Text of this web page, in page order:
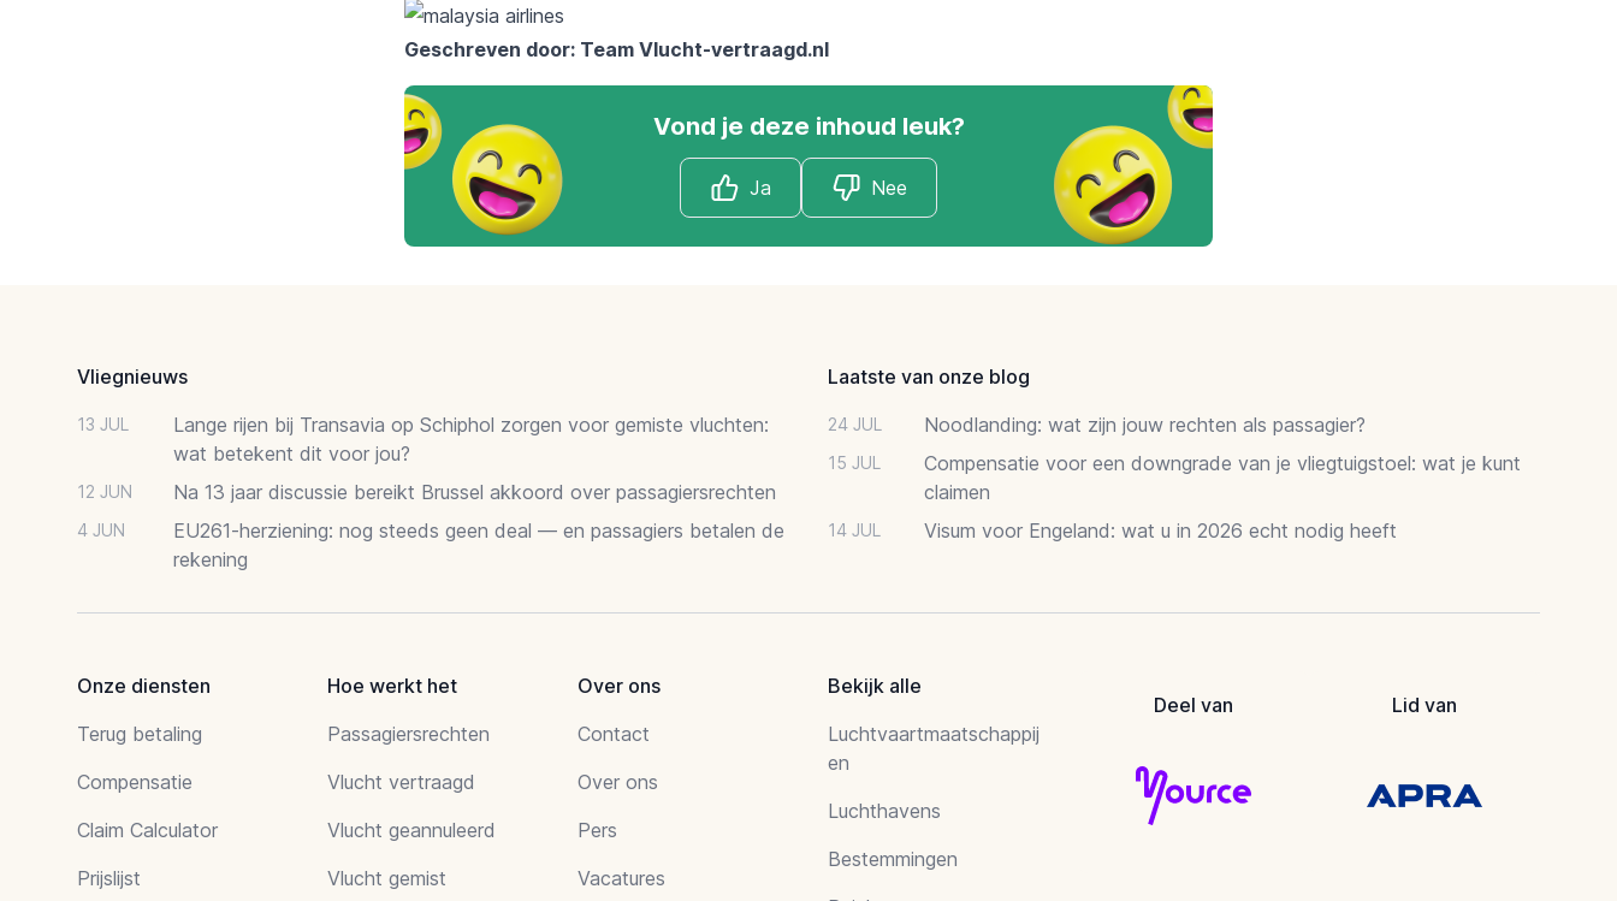
Geschreven door: Team Vlucht-vertraagd.nl
Vond je deze inhoud leuk?
Ja Nee
Vliegnieuws
13 JUL
Lange rijen bij Transavia op Schiphol zorgen voor gemiste vluchten:
wat betekent dit voor jou?
12 JUN Na 13 jaar discussie bereikt Brussel akkoord over passagiersrechten
4 JUN
EU261-herziening: nog steeds geen deal — en passagiers betalen de
rekening
Laatste van onze blog
24 JUL Noodlanding: wat zijn jouw rechten als passagier?
15 JUL
Compensatie voor een downgrade van je vliegtuigstoel: wat je kunt
claimen
14 JUL Visum voor Engeland: wat u in 2026 echt nodig heeft
Onze diensten
Terug betaling
Compensatie
Claim Calculator
Prijslijst
Hoe werkt het
Passagiersrechten
Vlucht vertraagd
Vlucht geannuleerd
Vlucht gemist
Over ons
Contact
Over ons
Pers
Vacatures
Bekijk alle
Luchtvaartmaatschappij
en
Luchthavens
Bestemmingen
Deel van Lid van